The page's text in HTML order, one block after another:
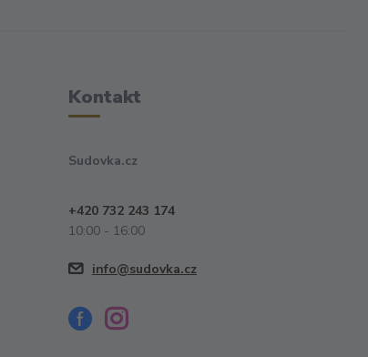
Kontakt
Sudovka.cz
+420 732 243 174
10:00 - 16:00
info@sudovka.cz